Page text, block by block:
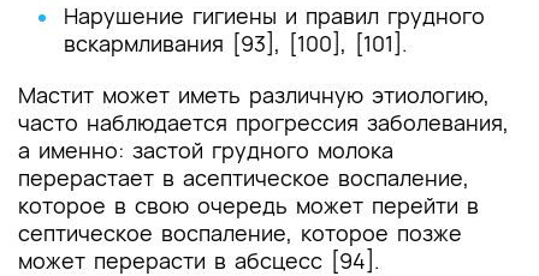
Нарушение гигиены и правил грудного
вскармливания [93], [100], [101].
Мастит может иметь различную этиологию,
часто наблюдается прогрессия заболевания,
а именно: застой грудного молока
перерастает в асептическое воспаление,
которое в свою очередь может перейти в
септическое воспаление, которое позже
может перерасти в абсцесс [94].